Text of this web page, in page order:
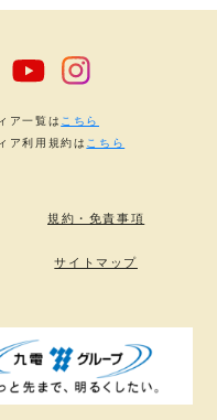
規約・免責事項
サイトマップ
ア一覧は こちら
ア利用規約は こちら